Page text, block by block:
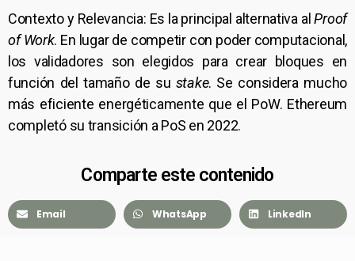
Contexto y Relevancia: Es la principal alternativa alProof
of Work. En lugar de competir con poder computacional,
los validadores son elegidos para crear bloques en
función del tamaño de su stake. Se considera mucho
más eficiente energéticamente que el PoW. Ethereum
completó su transición a PoS en 2022.
Comparte este contenido
Email WhatsApp LinkedIn